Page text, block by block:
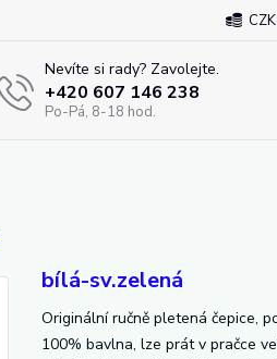
Nevíte si rady? Zavolejte.
+420 607 146 238
Po-Pá, 8-18 hod.
bílá-sv.zelená
Originální ručně pletená čepice,
100% bavlna, lze prát v pračce